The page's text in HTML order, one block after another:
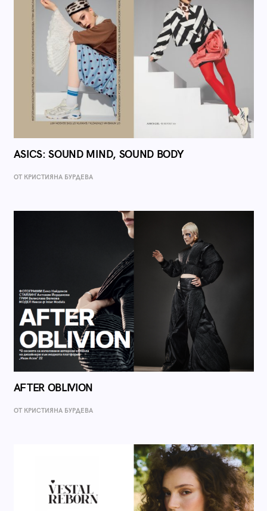
ASICS: SOUND MIND, SOUND BODY
ОТ КРИСТИЯНА БУРДЕВА
AFTER OBLIVION
ОТ КРИСТИЯНА БУРДЕВА